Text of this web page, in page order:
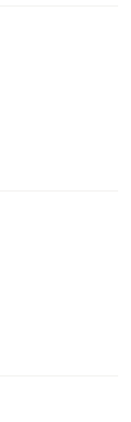
röster:
röster: